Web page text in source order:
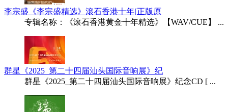
李宗盛《李宗盛精选》滾石香港十年[正版原
专辑名称：《滚石香港黄金十年精选》【WAV/CUE】 ...
群星《2025_第二十四届汕头国际音响展》纪
群星《2025_第二十四届汕头国际音响展》纪念CD [ ...